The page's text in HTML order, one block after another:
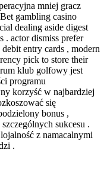
mniej gracz
gambling casino
dealing aside digest
. actor dismiss prefer
entry cards , modern
pick to store their
klub golfowy jest
programu
korzyść w najbardziej
się
bonus ,
sukcesu .
z namacalnymi
.